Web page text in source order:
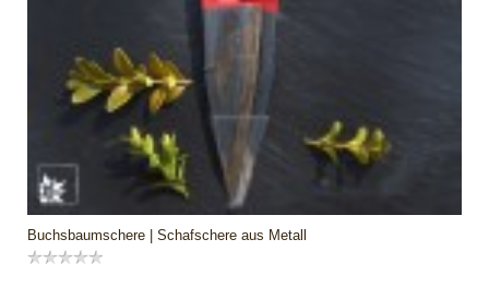
Buchsbaumschere | Schafschere aus Metall